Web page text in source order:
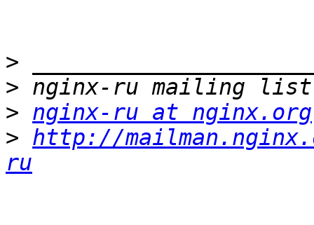
>
>
> nginx-ru at nginx.org
> http://
ru